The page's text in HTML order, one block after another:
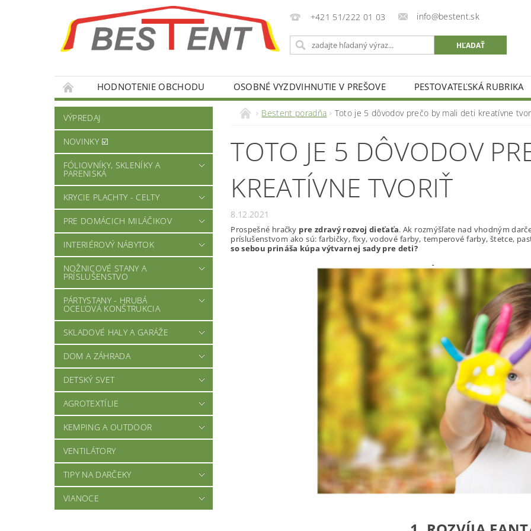
+421 51/222 01 03 info@bestent.sk
HODNOTENIE OBCHODU OSOBNÉ VYZDVIHNUTIE V PREŠOVE PESTOVATEĽSKÁ RUBRIKA
VÝPREDAJ
NOVINKY ☑️
FÓLIOVNÍKY, SKLENÍKY A
PARENISKÁ
KRYCIE PLACHTY - CELTY
PRE DOMÁCICH MILÁČIKOV
INTERIÉROVÝ NÁBYTOK
NOŽNICOVÉ STANY A
PRÍSLUŠENSTVO
PÁRTYSTANY - HRUBÁ
OCEĽOVÁ KONŠTRUKCIA
SKLADOVÉ HALY A GARÁŽE
DOM A ZÁHRADA
DETSKÝ SVET
AGROTEXTÍLIE
KEMPING A OUTDOOR
VENTILÁTORY
TIPY NA DARČEKY
VIANOCE
Bestent poradňa Toto je 5 dôvodov prečo by mali deti kreatívne
TOTO JE 5 DÔVODOV
KREATÍVNE TVORIŤ
8.12.2021
Prospešné hračky pre zdravý rozvoj dieťaťa. Ak rozmýšľate nad vhodným
príslušenstvom ako sú: farbičky, fixy, vodové farby, temperové farby, štetce,
so sebou prináša kúpa výtvarnej sady pre deti?